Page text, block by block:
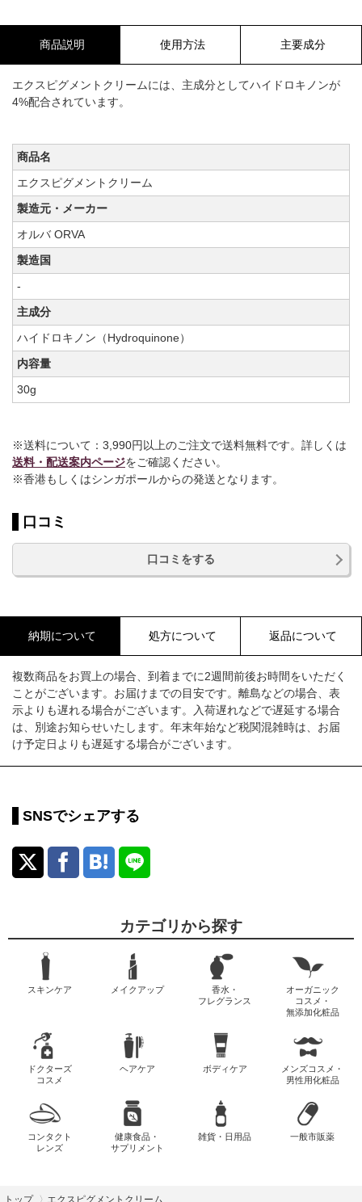
商品説明 使用方法 主要成分
エクスピグメントクリームには、主成分としてハイドロキノンが
4%配合されています。
商品名
エクスピグメントクリーム
製造元・メーカー
オルバ ORVA
製造国
-
主成分
ハイドロキノン（Hydroquinone）
内容量
30g
※送料について：3,990円以上のご注文で送料無料です。詳しくは
送料・配送案内ページをご確認ください。
※香港もしくはシンガポールからの発送となります。
口コミ
口コミをする
納期について 処方について 返品について
複数商品をお買上の場合、到着までに2週間前後お時間をいただく
ことがございます。お届けまでの目安です。離島などの場合、表
示よりも遅れる場合がございます。入荷遅れなどで遅延する場合
は、別途お知らせいたします。年末年始など税関混雑時は、お届
け予定日よりも遅延する場合がございます。
SNSでシェアする
カテゴリから探す
スキンケア メイクアップ
香水・
フレグランス
オーガニック
コスメ・
無添加化粧品
ドクターズ
コスメ
ヘアケア ボディケア
メンズコスメ・
男性用化粧品
コンタクト
レンズ
健康食品・
サプリメント
雑貨・日用品 一般市販薬